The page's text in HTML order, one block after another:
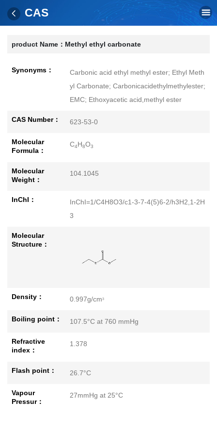
CAS
product Name： Methyl ethyl carbonate
Synonyms：
Carbonic acid ethyl methyl ester; Ethyl Meth
yl Carbonate; Carbonicacidethylmethylester;
EMC; Ethoxyacetic acid,methyl ester
CAS Number： 623-53-0
Molecular
Formula：
C4H8O3
Molecular
Weight：
104.1045
InChI：
InChI=1/C4H8O3/c1-3-7-4(5)6-2/h3H2,1-2H
3
Molecular
Structure：
Density： 0.997g/cm3
Boiling point： 107.5°C at 760 mmHg
Refractive
index：
1.378
Flash point： 26.7°C
Vapour
Pressur：
27mmHg at 25°C